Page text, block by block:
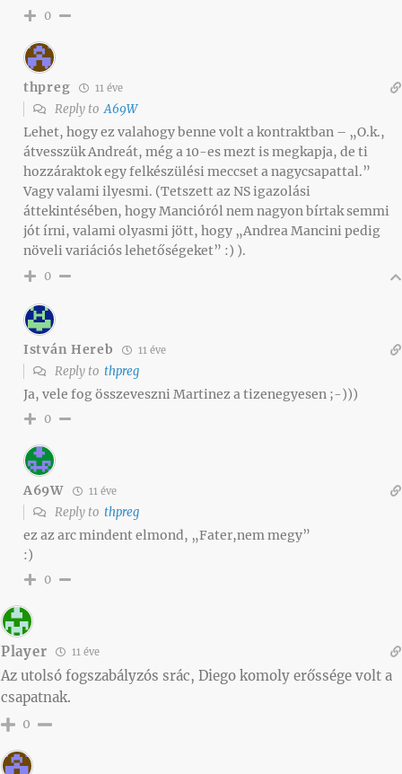
0
thpreg 11 éve
Reply toA69W
Lehet, hogy ez valahogy benne volt a kontraktban – „O.k.,
átvesszük Andreát, még a 10-es mezt is megkapja, de ti
hozzáraktok egy felkészülési meccset a nagycsapattal.”
Vagy valami ilyesmi. (Tetszett az NS igazolási
áttekintésében, hogy Mancióról nem nagyon bírtak semmi
jót írni, valami olyasmi jött, hogy „Andrea Mancini pedig
növeli variációs lehetőségeket” :) ).
0
István Hereb 11 éve
Reply to thpreg
Ja, vele fog összeveszni Martinez a tizenegyesen ;-)))
0
A69W 11 éve
Reply to thpreg
ez az arc mindent elmond, „Fater,nem megy”
:)
0
Player 11 éve
Az utolsó fogszabályzós srác, Diego komoly erőssége volt a
csapatnak.
0